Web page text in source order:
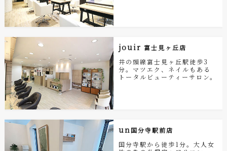
jouir 富士見ヶ丘店
井の頭線富士見ヶ丘駅徒歩3
分。マツエク、ネイルもある
トータルビューティーサロン。
un 国分寺駅前店
国分寺駅から徒歩1分。大人女